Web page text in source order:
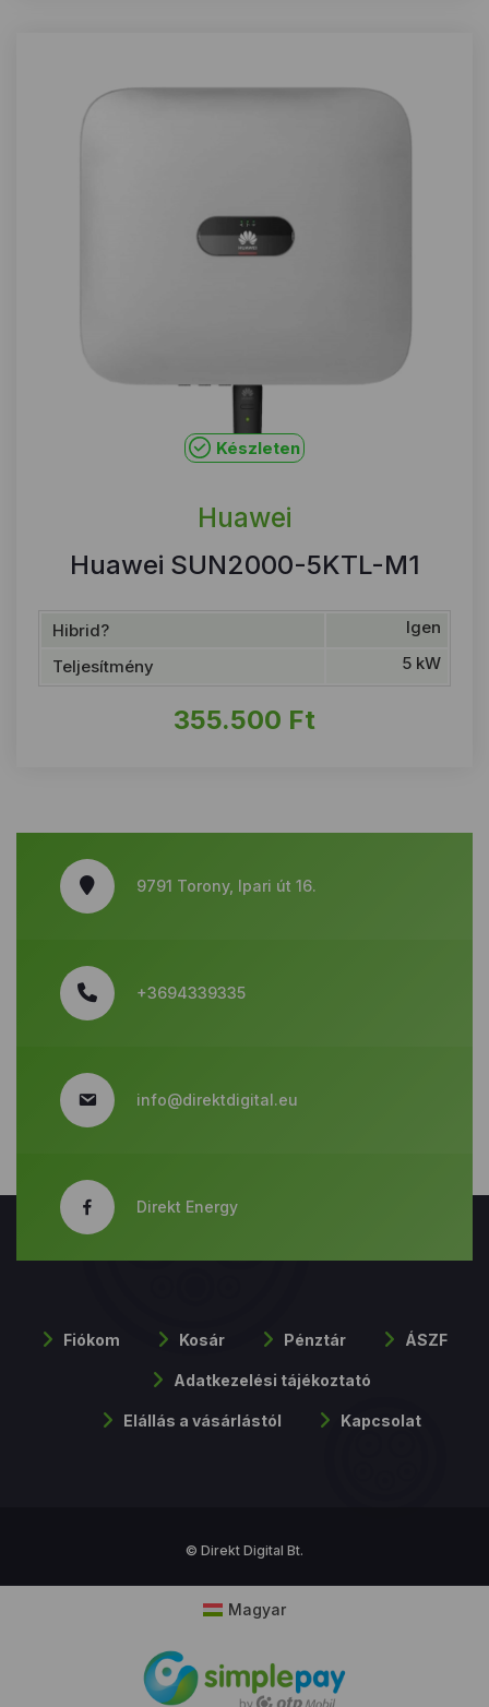
Készleten
Huawei
Huawei SUN2000-5KTL-M1
Hibrid?
Igen
Teljesítmény
5 kW
355.500 Ft
9791 Torony, Ipari út 16.
+3694339335
info@direktdigital.eu
Direkt Energy
Fiókom Kosár Pénztár ÁSZF
Adatkezelési tájékoztató
Elállás a vásárlástól Kapcsolat
© Direkt Digital Bt.
Magyar